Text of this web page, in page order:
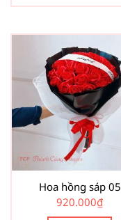
Hoa hồng sáp 05
920.000₫